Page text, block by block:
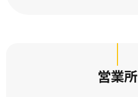
営業所